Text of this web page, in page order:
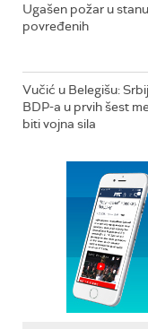
Ugašen požar u
povređenih
Vučić u Belegišu:
BDP-a u prvih šest
biti vojna sila